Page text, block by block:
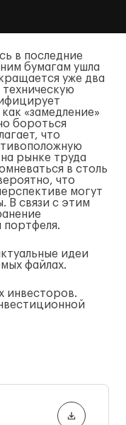
в последние
бумагам ушла
уже два
«замедление»
бороться
что
рынке труда
в столь
что
могут
В связи с этим
идеи
файлах.
инвесторов.